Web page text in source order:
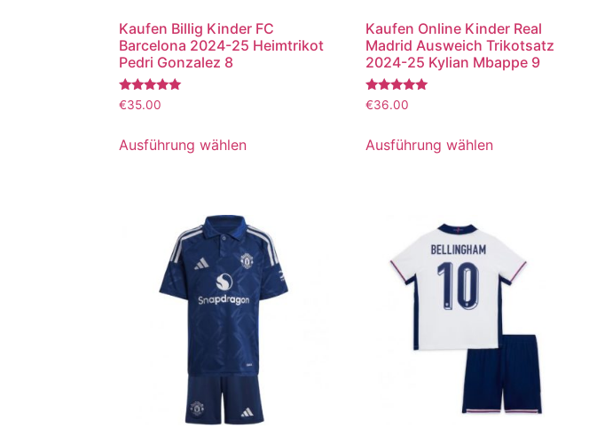
Kaufen Billig Kinder FC
Barcelona 2024-25 Heimtrikot
Pedri Gonzalez 8
Bewertet
mit
von 5
€35.00
Ausführung wählen
Kaufen Online Kinder Real
Madrid Ausweich Trikotsatz
2024-25 Kylian Mbappe 9
Bewertet
mit
von 5
€36.00
Ausführung wählen